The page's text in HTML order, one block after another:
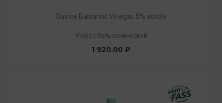
Quince Balsamic Vinegar, 5% acidity
Уксус / бальзамический
1 920.00 ₽